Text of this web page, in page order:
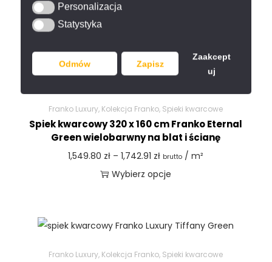
Personalizacja
Personalizacja
StatystykaStatystyka
Odmów Zapisz
Zaakcept
uj
1,162.35
Franko Luxury, Kolekcja Franko, Spieki kwarcowe
Spiek kwarcowy 320 x 160 cm Franko Eternal
Green wielobarwny na blat i ścianę
1,549.80 zł – 1,742.91 zł brutto / m²
Wybierz opcje
Franko Luxury, Kolekcja Franko, Spieki kwarcowe